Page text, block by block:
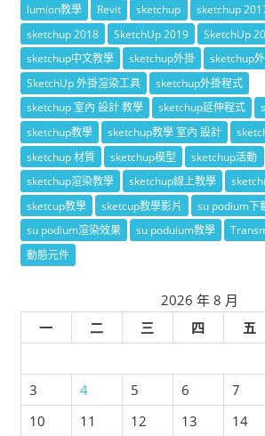
lumion教學
Revit sketchup sketchup
sketchup 2018
SketchUp 2019
SketchUp
sketchup中文教學
sketchup外掛
sketchup
SketchUp 外掛渲染工具
sketchup外掛程式
sketchup 室內 設計 教學
sketchup延伸程式
sketchup教學
sketchup教學 室內 設計
sketchup 材質
sketchup模型 sketchup活動
sketchup渲染教學
sketchup線上教學
sketcup教學
sketcup教學影片
su podium下
su podium渲染效果
su poduium教學
動態元件
2026 年 8 月
一
二 三 四 五
3
4 5 6 7
10
11 12 13 14